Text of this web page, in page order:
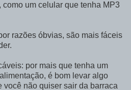
um celular que tenha MP3
razões óbvias, são mais fáceis
por mais que tenha um
é bom levar algo
você não quiser sair da barraca